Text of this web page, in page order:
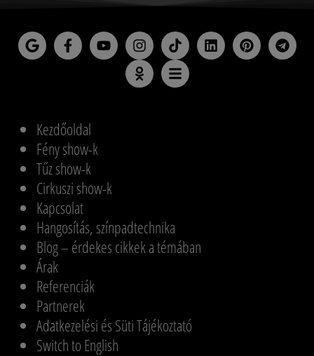
Kezdőoldal
Fény show-k
Tűz show-k
Cirkuszi show-k
Kapcsolat
Hangosítás, színpadtechnika
Blog – érdekes cikkek a témában
Árak
Referenciák
Partnerek
Adatkezelési és Süti Tájékoztató
Switch to English